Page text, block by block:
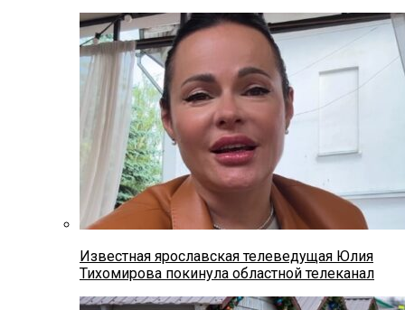
Известная ярославская телеведущая Юлия
Тихомирова покинула областной телеканал